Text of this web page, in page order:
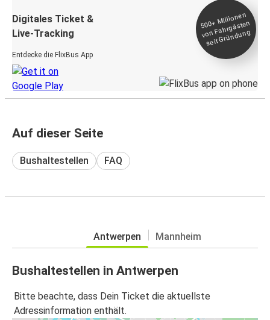
Digitales Ticket &
Live-Tracking
Entdecke die FlixBus App
500+
Millionen
von Fahrgästen
seit
Gründung
Auf dieser Seite
Bushaltestellen FAQ
Antwerpen Mannheim
Bushaltestellen in Antwerpen
Bitte beachte, dass Dein Ticket die aktuellste
Adressinformation enthält.